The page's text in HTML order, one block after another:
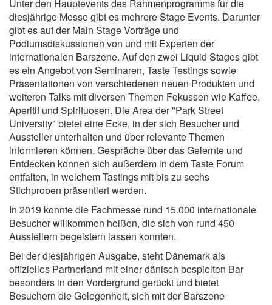
Unter den Hauptevents des Rahmenprogramms für die
diesjährige Messe gibt es mehrere Stage Events. Darunter
gibt es auf der Main Stage Vorträge und
Podiumsdiskussionen von und mit Experten der
internationalen Barszene. Auf den zwei Liquid Stages gibt
es ein Angebot von Seminaren, Taste Testings sowie
Präsentationen von verschiedenen neuen Produkten und
weiteren Talks mit diversen Themen Fokussen wie Kaffee,
Aperitif und Spirituosen. Die Area der "Park Street
University" bietet eine Ecke, in der sich Besucher und
Aussteller unterhalten und über relevante Themen
informieren können. Gespräche über das Gelernte und
Entdecken können sich außerdem in dem Taste Forum
entfalten, in welchem Tastings mit bis zu sechs
Stichproben präsentiert werden.
In 2019 konnte die Fachmesse rund 15.000 internationale
Besucher willkommen heißen, die sich von rund 450
Ausstellern begeistern lassen konnten.
Bei der diesjährigen Ausgabe, steht Dänemark als
offizielles Partnerland mit einer dänisch bespielten Bar
besonders in den Vordergrund gerückt und bietet
Besuchern die Gelegenheit, sich mit der Barszene